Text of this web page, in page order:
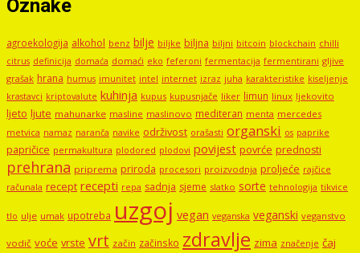
Oznake
agroekologija alkohol benz bilje biljke biljna biljni bitcoin blockchain chilli
citrus definicija domaća domaći eko feferoni fermentacija fermentirani gljive
grašak hrana humus imunitet intel internet izraz juha karakteristike kiseljenje
krastavci kriptovalute kuhinja kupus kupusnjače liker limun linux ljekovito
ljeto ljute mahunarke masline maslinovo mediteran menta mercedes
metvica namaz naranča navike održivost orašasti organski os paprike
papričice permakultura plodored plodovi povijest povrće prednosti
prehrana priprema priroda procesori proizvodnja proljeće rajčice
računala recept recepti repa sadnja sjeme slatko sorte tehnologija tikvice
tlo ulje umak upotreba uzgoj vegan veganska veganski veganstvo
vodič voće vrste vrt začin začinsko zdravlje zima značenje čaj